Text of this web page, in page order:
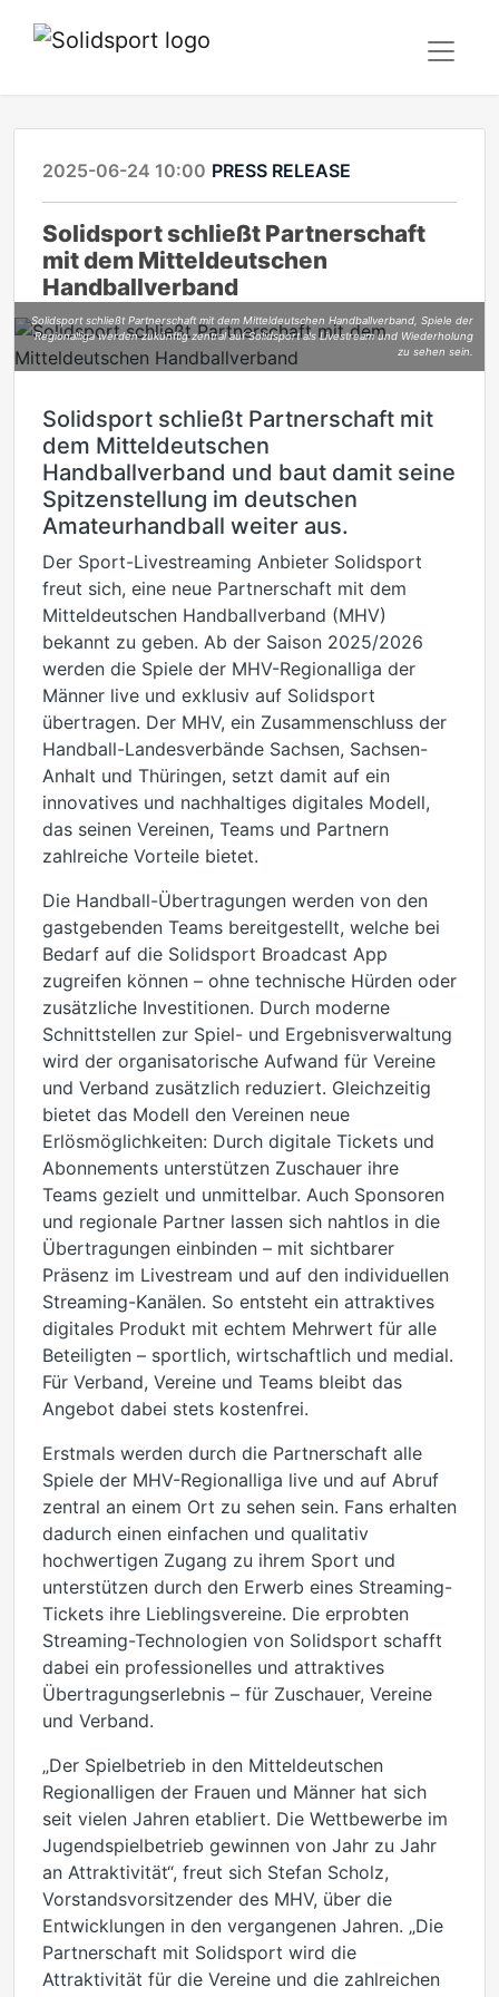
2025-06-24 10:00 PRESS RELEASE
Solidsport schließt Partnerschaft
mit dem Mitteldeutschen
Handballverband
Solidsport schließt Partnerschaft mit dem Mitteldeutschen Handballverband, Spiele der
Regionalliga werden zukünftig zentral auf Solidsport als Livestream und Wiederholung
zu sehen sein.
Solidsport schließt Partnerschaft mit
dem Mitteldeutschen
Handballverband und baut damit seine
Spitzenstellung im deutschen
Amateurhandball weiter aus.
Der Sport-Livestreaming Anbieter Solidsport
freut sich, eine neue Partnerschaft mit dem
Mitteldeutschen Handballverband (MHV)
bekannt zu geben. Ab der Saison 2025/2026
werden die Spiele der MHV-Regionalliga der
Männer live und exklusiv auf Solidsport
übertragen. Der MHV, ein Zusammenschluss der
Handball-Landesverbände Sachsen, Sachsen-
Anhalt und Thüringen, setzt damit auf ein
innovatives und nachhaltiges digitales Modell,
das seinen Vereinen, Teams und Partnern
zahlreiche Vorteile bietet.
Die Handball-Übertragungen werden von den
gastgebenden Teams bereitgestellt, welche bei
Bedarf auf die Solidsport Broadcast App
zugreifen können – ohne technische Hürden oder
zusätzliche Investitionen. Durch moderne
Schnittstellen zur Spiel- und Ergebnisverwaltung
wird der organisatorische Aufwand für Vereine
und Verband zusätzlich reduziert. Gleichzeitig
bietet das Modell den Vereinen neue
Erlösmöglichkeiten: Durch digitale Tickets und
Abonnements unterstützen Zuschauer ihre
Teams gezielt und unmittelbar. Auch Sponsoren
und regionale Partner lassen sich nahtlos in die
Übertragungen einbinden – mit sichtbarer
Präsenz im Livestream und auf den individuellen
Streaming-Kanälen. So entsteht ein attraktives
digitales Produkt mit echtem Mehrwert für alle
Beteiligten – sportlich, wirtschaftlich und medial.
Für Verband, Vereine und Teams bleibt das
Angebot dabei stets kostenfrei.
Erstmals werden durch die Partnerschaft alle
Spiele der MHV-Regionalliga live und auf Abruf
zentral an einem Ort zu sehen sein. Fans erhalten
dadurch einen einfachen und qualitativ
hochwertigen Zugang zu ihrem Sport und
unterstützen durch den Erwerb eines Streaming-
Tickets ihre Lieblingsvereine. Die erprobten
Streaming-Technologien von Solidsport schafft
dabei ein professionelles und attraktives
Übertragungserlebnis – für Zuschauer, Vereine
und Verband.
„Der Spielbetrieb in den Mitteldeutschen
Regionalligen der Frauen und Männer hat sich
seit vielen Jahren etabliert. Die Wettbewerbe im
Jugendspielbetrieb gewinnen von Jahr zu Jahr
an Attraktivität“, freut sich Stefan Scholz,
Vorstandsvorsitzender des MHV, über die
Entwicklungen in den vergangenen Jahren. „Die
Partnerschaft mit Solidsport wird die
Attraktivität für die Vereine und die zahlreichen